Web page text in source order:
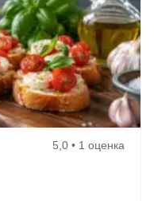
5,0 • 1 оценка